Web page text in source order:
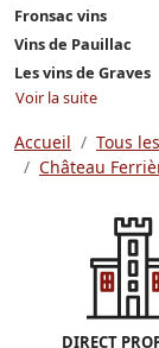
Fronsac vins
Vins de Pauillac
Les vins de Graves
Voir la suite
Accueil Tous
Château
DIRECT